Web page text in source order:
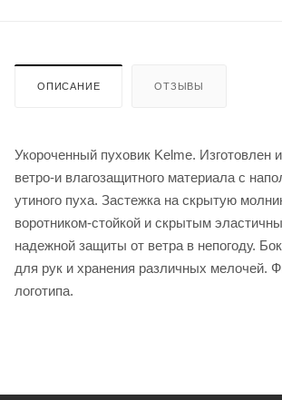
ОПИСАНИЕ ОТЗЫВЫ
Укороченный пуховик Kelme. Изготовлен
ветро-и влагозащитного материала с
утиного пуха. Застежка на скрытую
воротником-стойкой и скрытым
надежной защиты от ветра в непогоду.
для рук и хранения различных мелочей.
логотипа.